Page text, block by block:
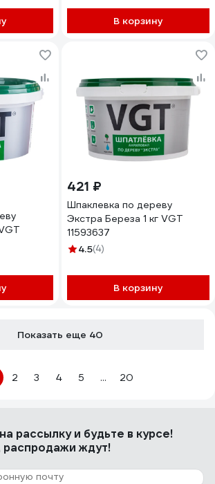
В корзину
421 ₽
Шпаклевка по дереву
Экстра Береза 1 кг VGT
11593637
4.5(4)
В корзину
Показать еще 40
2 3 4 5 ... 20
на рассылкуи будьте в курсе!
распродажи ждут!